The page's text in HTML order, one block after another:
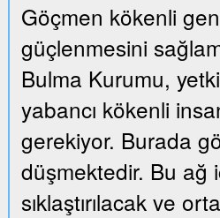
Göçmen kökenli
güçlenmesini
Bulma Kurumu,
yabancı kökenli
gerekiyor. Burada
düşmektedir. Bu ağ
sıklaştırılacak ve